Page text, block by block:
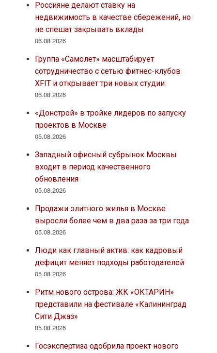
Россияне делают ставку на
недвижимость в качестве сбережений, но
не спешат закрывать вклады
06.08.2026
Группа «Самолет» масштабирует
сотрудничество с сетью фитнес-клубов
XFIT и открывает три новых студии
06.08.2026
«Донстрой» в тройке лидеров по запуску
проектов в Москве
05.08.2026
Западный офисный субрынок Москвы
входит в период качественного
обновления
05.08.2026
Продажи элитного жилья в Москве
выросли более чем в два раза за три года
05.08.2026
Люди как главный актив: как кадровый
дефицит меняет подходы работодателей
05.08.2026
Ритм нового острова: ЖК «ОКТАРИН»
представили на фестивале «Калининград
Сити Джаз»
05.08.2026
Госэкспертиза одобрила проект нового